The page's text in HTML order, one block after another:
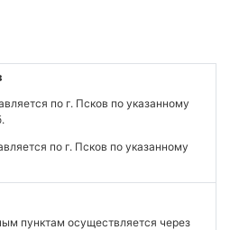
по г. Псков по указанному
по г. Псков по указанному
пунктам осуществляется через